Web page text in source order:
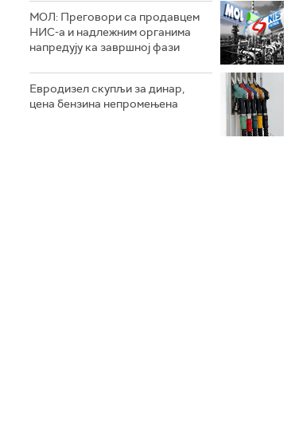
МОЛ: Преговори са продавцем
НИС-а и надлежним органима
напредују ка завршној фази
Евродизел скупљи за динар,
цена бензина непромењена